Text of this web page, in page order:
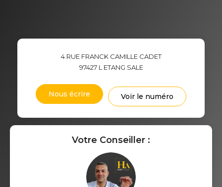
4 RUE FRANCK CAMILLE CADET
97427 L ETANG SALE
Nous écrire Voir le numéro
Votre Conseiller :